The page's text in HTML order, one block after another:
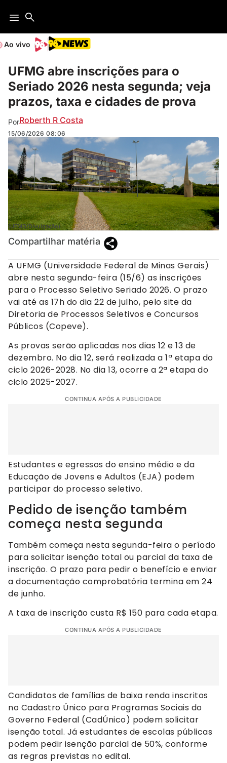
Ao vivo
UFMG abre inscrições para o
Seriado 2026 nesta segunda; veja
prazos, taxa e cidades de prova
PorRoberth R Costa
15/06/2026 08:06
(UFMG/Divulgação)
Compartilhar matéria
A UFMG (Universidade Federal de Minas Gerais)
abre nesta segunda-feira (15/6) as inscrições
para o Processo Seletivo Seriado 2026. O prazo
vai até as 17h do dia 22 de julho, pelo site da
Diretoria de Processos Seletivos e Concursos
Públicos (Copeve).
As provas serão aplicadas nos dias 12 e 13 de
dezembro. No dia 12, será realizada a 1ª etapa do
ciclo 2026-2028. No dia 13, ocorre a 2ª etapa do
ciclo 2025-2027.
CONTINUA APÓS A PUBLICIDADE
Estudantes e egressos do ensino médio e da
Educação de Jovens e Adultos (EJA) podem
participar do processo seletivo.
Pedido de isenção também
começa nesta segunda
Também começa nesta segunda-feira o período
para solicitar isenção total ou parcial da taxa de
inscrição. O prazo para pedir o benefício e enviar
a documentação comprobatória termina em 24
de junho.
A taxa de inscrição custa R$ 150 para cada etapa.
CONTINUA APÓS A PUBLICIDADE
Candidatos de famílias de baixa renda inscritos
no Cadastro Único para Programas Sociais do
Governo Federal (CadÚnico) podem solicitar
isenção total. Já estudantes de escolas públicas
podem pedir isenção parcial de 50%, conforme
as regras previstas no edital.